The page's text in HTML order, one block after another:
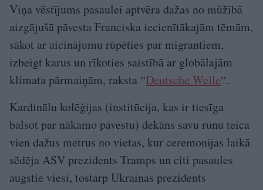
Viņa vēstījums pasaulei aptvēra dažas no mūžībā
aizgājušā pāvesta Franciska iecienītākajām tēmām,
sākot ar aicinājumu rūpēties par migrantiem,
izbeigt karus un rīkoties saistībā ar globālajām
klimata pārmaiņām, raksta “Deutsche Welle“.
Kardinālu kolēģijas (institūcija, kas ir tiesīga
balsot par nākamo pāvestu) dekāns savu runu teica
vien dažus metrus no vietas, kur ceremonijas laikā
sēdēja ASV prezidents Tramps un citi pasaules
augstie viesi, tostarp Ukrainas prezidents